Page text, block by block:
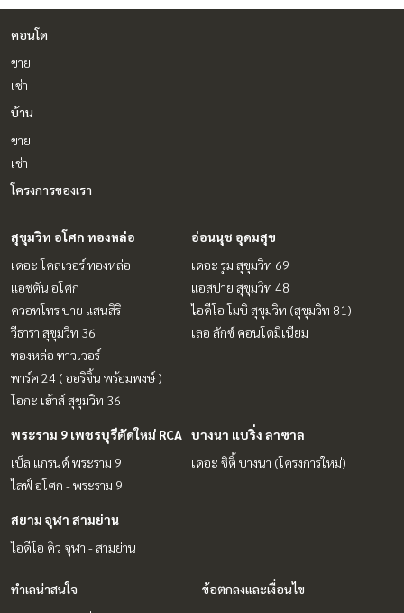
คอนโด
ขาย
เช่า
บ้าน
ขาย
เช่า
โครงการของเรา
สุขุมวิท อโศก ทองหล่อ
เดอะ โคลเวอร์ ทองหล่อ
แอชตัน อโศก
ควอทโทร บาย แสนสิริ
วีธารา สุขุมวิท 36
ทองหล่อ ทาวเวอร์
พาร์ค 24 ( ออริจิ้น พร้อมพงษ์ )
โอกะ เฮ้าส์ สุขุมวิท 36
อ่อนนุช อุดมสุข
เดอะ รูม สุขุมวิท 69
แอสปาย สุขุมวิท 48
ไอดีโอ โมบิ สุขุมวิท (สุขุมวิท 81)
เลอ ลักซ์ คอนโดมิเนียม
พระราม 9 เพชรบุรีตัดใหม่ RCA
เบ็ล แกรนด์ พระราม 9
ไลฟ์ อโศก - พระราม 9
บางนา แบริ่ง ลาซาล
เดอะ ซิตี้ บางนา (โครงการใหม่)
สยาม จุฬา สามย่าน
ไอดีโอ คิว จุฬา - สามย่าน
ทำเลน่าสนใจ
ข้อตกลงและเงื่อนไข